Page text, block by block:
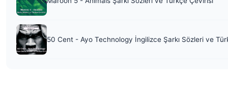
50 Cent - Ayo Technology İngilizce Şarkı Sözleri ve